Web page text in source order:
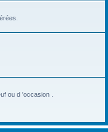
ou d 'occasion .